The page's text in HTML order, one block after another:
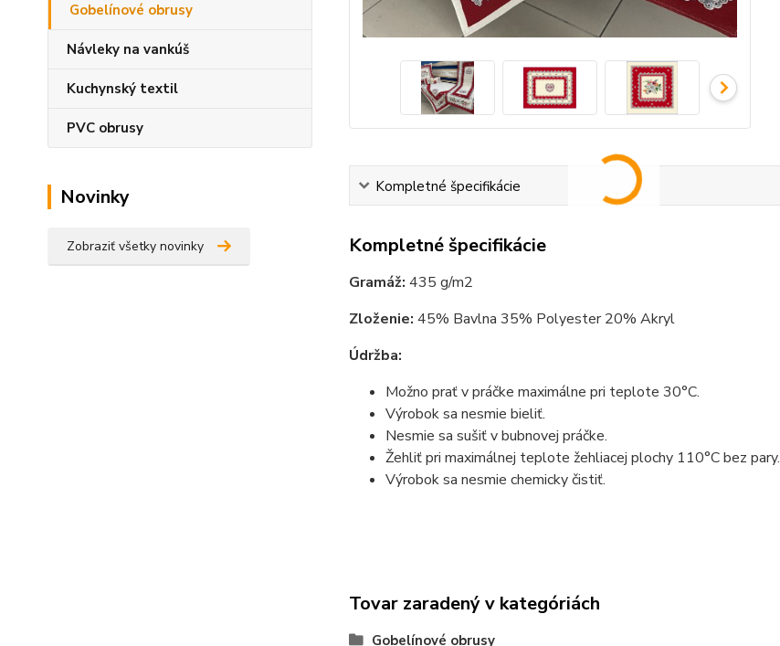
Gobelínové obrusy
Návleky na vankúš
Kuchynský textil
PVC obrusy
Novinky
Zobraziť všetky novinky
Kompletné špecifikácie
Kompletné špecifikácie
Gramáž: 435 g/m2
Zloženie: 45% Bavlna 35% Polyester 20% Akryl
Údržba:
Možno prať v práčke maximálne pri teplote 30°C.
Výrobok sa nesmie bieliť.
Nesmie sa sušiť v bubnovej práčke.
Žehliť pri maximálnej teplote žehliacej plochy 110°C bez pary.
Výrobok sa nesmie chemicky čistiť.
Tovar zaradený v kategóriách
Gobelínové obrusy